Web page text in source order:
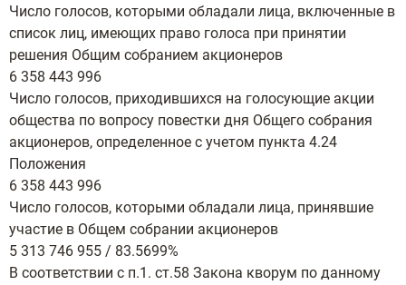
Число голосов, которыми обладали лица, включенные в
список лиц, имеющих право голоса при принятии
решения Общим собранием акционеров
6 358 443 996
Число голосов, приходившихся на голосующие акции
общества по вопросу повестки дня Общего собрания
акционеров, определенное с учетом пункта 4.24
Положения
6 358 443 996
Число голосов, которыми обладали лица, принявшие
участие в Общем собрании акционеров
5 313 746 955 / 83.5699%
В соответствии с п.1. ст.58 Закона кворум по данному